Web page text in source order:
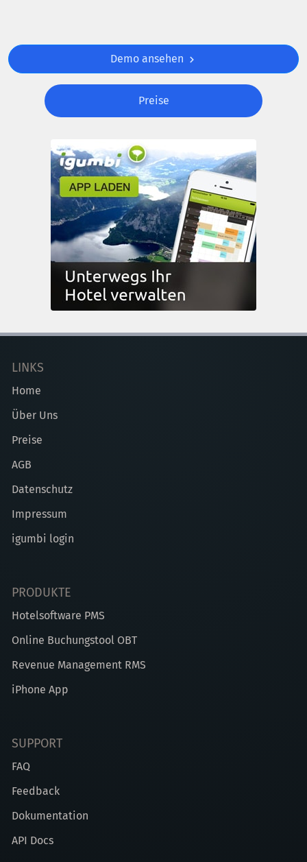
Demo ansehen
Preise
LINKS
Home
Über Uns
Preise
AGB
Datenschutz
Impressum
igumbi login
PRODUKTE
Hotelsoftware PMS
Online Buchungstool OBT
Revenue Management RMS
iPhone App
SUPPORT
FAQ
Feedback
Dokumentation
API Docs